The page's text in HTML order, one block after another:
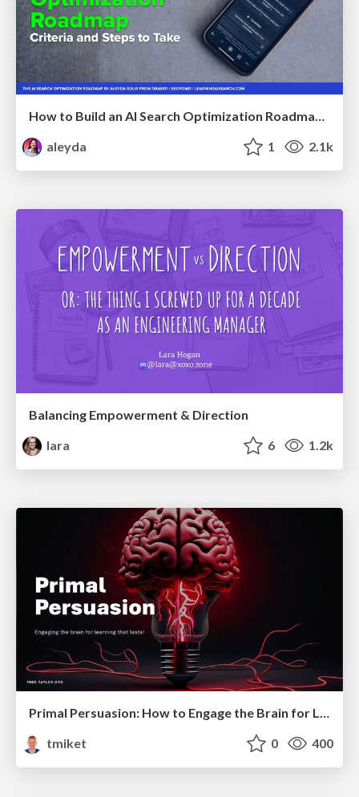
How to Build an AI Search Optimization Roadmap - Criteria and Steps to Take #SEOIRL
aleyda
1 2.1k
Balancing Empowerment & Direction
lara
6 1.2k
Primal Persuasion: How to Engage the Brain for Learning That Lasts
tmiket
0 400